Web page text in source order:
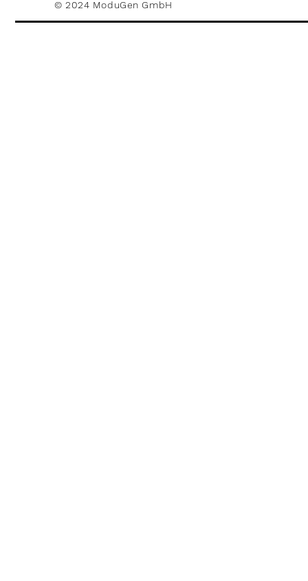
© 2024 ModuGen GmbH